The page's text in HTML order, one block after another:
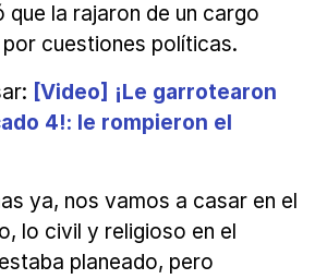
que la rajaron de un cargo
por cuestiones políticas.
[Video] ¡Le garrotearon
4!: le rompieron el
ya, nos vamos a casar en el
lo civil y religioso en el
planeado, pero